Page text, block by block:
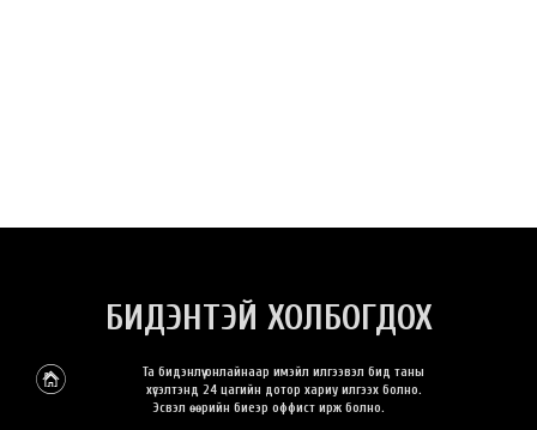
БИДЭНТЭЙ ХОЛБОГДОХ
Та бидэнлүү онлайнаар имэйл илгээвэл бид таны
хүсэлтэнд 24 цагийн дотор хариу илгээх болно.
Эсвэл өөрийн биеэр оффист ирж болно.